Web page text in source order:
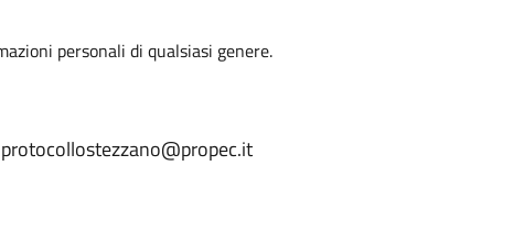
personali di qualsiasi genere.